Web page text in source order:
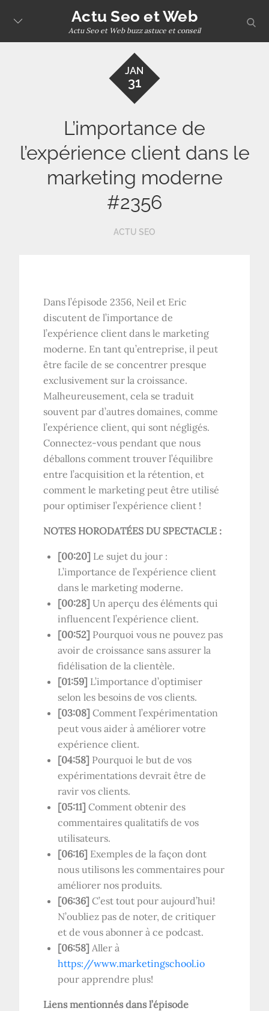
content
Actu Seo et Web
Actu Seo et Web buzz astuce et conseil
JAN
31
L’importance de
l’expérience client dans le
marketing moderne
#2356
ACTU SEO
Dans l’épisode 2356, Neil et Eric
discutent de l’importance de
l’expérience client dans le marketing
moderne. En tant qu’entreprise, il peut
être facile de se concentrer presque
exclusivement sur la croissance.
Malheureusement, cela se traduit
souvent par d’autres domaines, comme
l’expérience client, qui sont négligés.
Connectez-vous pendant que nous
déballons comment trouver l’équilibre
entre l’acquisition et la rétention, et
comment le marketing peut être utilisé
pour optimiser l’expérience client !
NOTES HORODATÉES DU SPECTACLE :
[00:20] Le sujet du jour :
L’importance de l’expérience client
dans le marketing moderne.
[00:28] Un aperçu des éléments qui
influencent l’expérience client.
[00:52] Pourquoi vous ne pouvez pas
avoir de croissance sans assurer la
fidélisation de la clientèle.
[01:59] L’importance d’optimiser
selon les besoins de vos clients.
[03:08] Comment l’expérimentation
peut vous aider à améliorer votre
expérience client.
[04:58] Pourquoi le but de vos
expérimentations devrait être de
ravir vos clients.
[05:11]Comment obtenir des
commentaires qualitatifs de vos
utilisateurs.
[06:16] Exemples de la façon dont
nous utilisons les commentaires pour
améliorer nos produits.
[06:36] C’est tout pour aujourd’hui!
N’oubliez pas de noter, de critiquer
et de vous abonner à ce podcast.
[06:58] Aller à
https://www.marketingschool.io
pour apprendre plus!
Liens mentionnés dans l’épisode